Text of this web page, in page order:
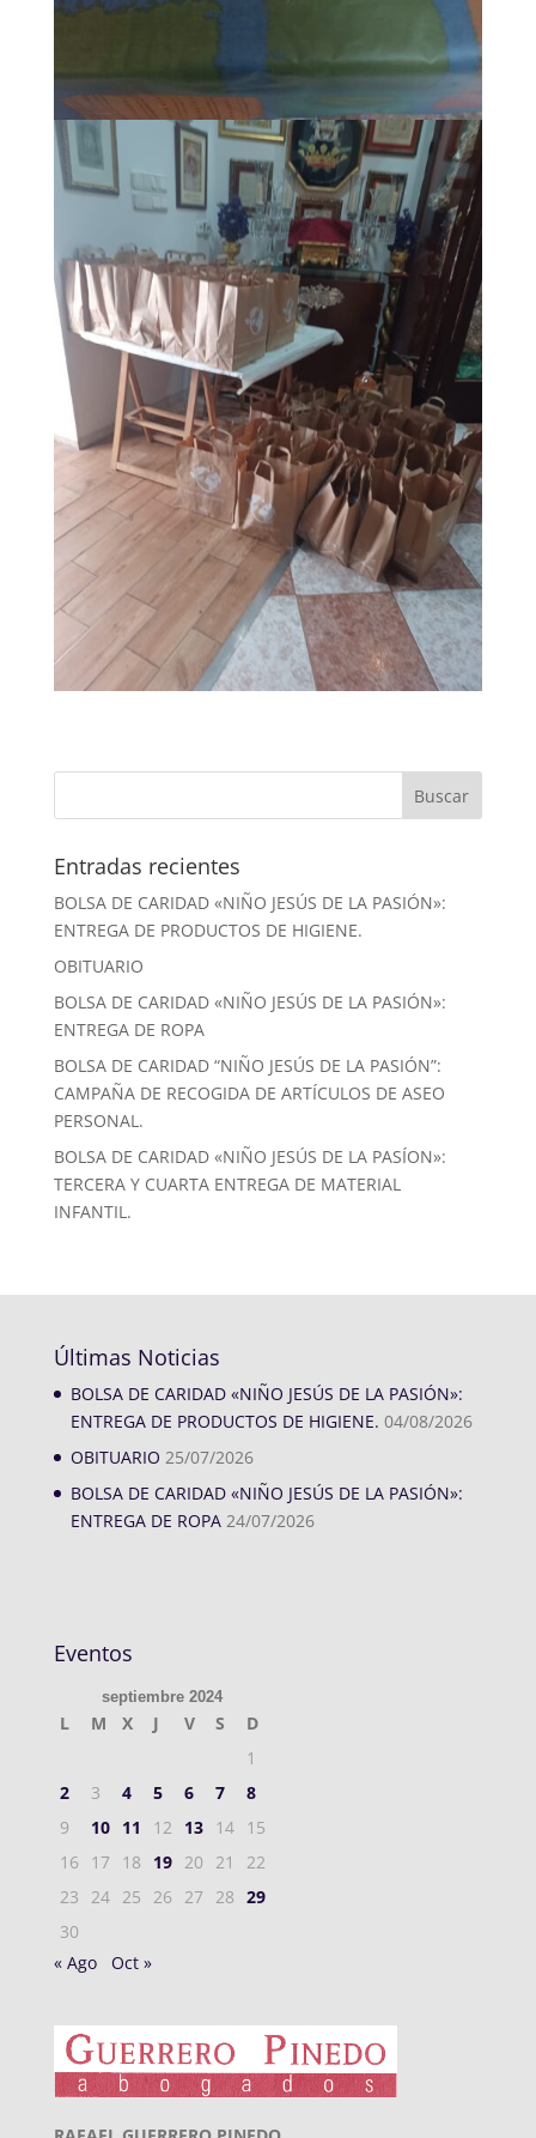
Entradas recientes
BOLSA DE CARIDAD «NIÑO JESÚS DE LA PASIÓN»:
ENTREGA DE PRODUCTOS DE HIGIENE.
OBITUARIO
BOLSA DE CARIDAD «NIÑO JESÚS DE LA PASIÓN»:
ENTREGA DE ROPA
BOLSA DE CARIDAD “NIÑO JESÚS DE LA PASIÓN”:
CAMPAÑA DE RECOGIDA DE ARTÍCULOS DE ASEO
PERSONAL.
BOLSA DE CARIDAD «NIÑO JESÚS DE LA PASÍON»:
TERCERA Y CUARTA ENTREGA DE MATERIAL
INFANTIL.
Últimas Noticias
BOLSA DE CARIDAD «NIÑO JESÚS DE LA PASIÓN»:
ENTREGA DE PRODUCTOS DE HIGIENE. 04/08/2026
OBITUARIO 25/07/2026
BOLSA DE CARIDAD «NIÑO JESÚS DE LA PASIÓN»:
ENTREGA DE ROPA 24/07/2026
Eventos
septiembre 2024
L M X J V S
D
1
2
3 4 5 6 7
8
9
10 11 12 13 14 15
16
17 18 19 20 21
22
23
24 25 26 27 28 29
30
« Ago
Oct »